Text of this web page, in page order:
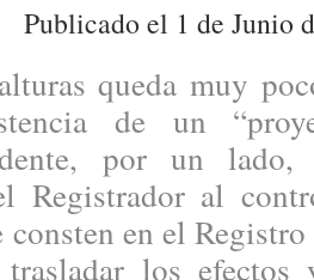
Publicado el 1 de Junio
queda muy
de un
por un
Registrador al
consten en el
los efectos